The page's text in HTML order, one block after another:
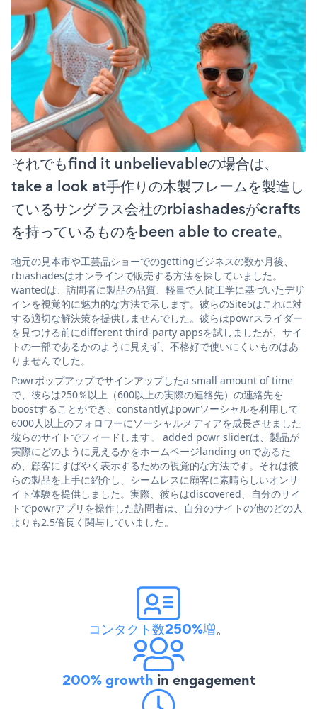
それでもfind it unbelievableの場合は、
take a look at手作りの木製フレームを製造し
ているサングラス会社のrbiashadesがcrafts
を持っているものをbeen able to create。
地元の見本市や工芸品ショーでのgettingビジネスの数か月後、
rbiashadesはオンラインで販売する方法を探していました。
wantedは、訪問者に製品の品質、軽量で人間工学に基づいたデザ
インを視覚的に魅力的な方法で示します。彼らのSite5はこれに対
する適切な解決策を提供しませんでした。彼らはpowrスライダー
を見つける前にdifferent third-party appsを試しましたが、サイ
トの一部であるかのように見えず、不格好で使いにくいものはあ
りませんでした。
Powrポップアップでサインアップしたa small amount of time
で、彼らは250％以上（600以上の実際の連絡先）の連絡先を
boostすることができ、constantlyはpowrソーシャルを利用して
6000人以上のフォロワーにソーシャルメディアを成長させました
彼らのサイトでフィードします。 added powr sliderは、製品が
実際にどのように見えるかをホームページlanding onであるた
め、顧客にすばやく表示するための視覚的な方法です。それは彼
らの製品を上手に紹介し、シームレスに顧客に素晴らしいオンサ
イト体験を提供しました。実際、彼らはdiscovered、自分のサイ
トでpowrアプリを操作した訪問者は、自分のサイトの他のどの人
よりも2.5倍長く関与していました。
コンタクト数250%増。
200% growth in engagement